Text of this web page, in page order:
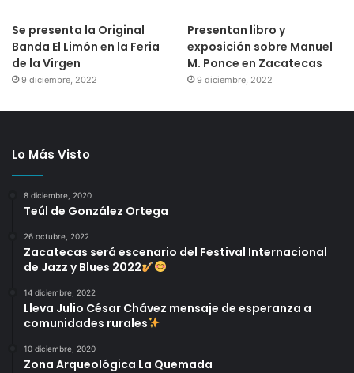
Se presenta la Original
Banda El Limón en la Feria
de la Virgen
9 diciembre, 2022
Presentan libro y
exposición sobre Manuel
M. Ponce en Zacatecas
9 diciembre, 2022
Lo Más Visto
8 diciembre, 2020
Teúl de González Ortega
26 octubre, 2022
Zacatecas será escenario del Festival Internacional
de Jazz y Blues 2022
14 diciembre, 2022
Lleva Julio César Chávez mensaje de esperanza a
comunidades rurales
10 diciembre, 2020
Zona Arqueológica La Quemada